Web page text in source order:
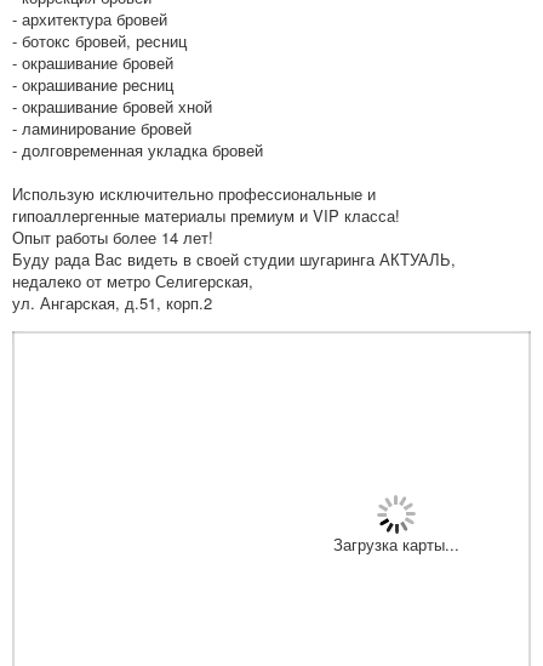
- архитектура бровей
- ботокс бровей, ресниц
- окрашивание бровей
- окрашивание ресниц
- окрашивание бровей хной
- ламинирование бровей
- долговременная укладка бровей
Использую исключительно профессиональные и
гипоаллергенные материалы премиум и VIP класса!
Опыт работы более 14 лет!
Буду рада Вас видеть в своей студии шугаринга АКТУАЛЬ,
недалеко от метро Селигерская,
ул. Ангарская, д.51, корп.2
Загрузка карты...